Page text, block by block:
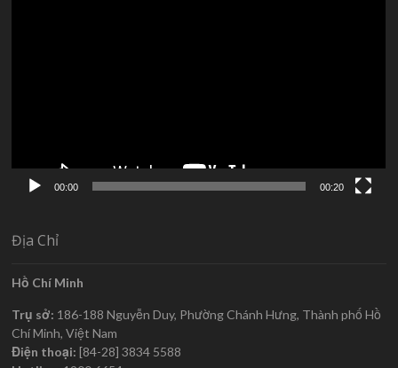
00:00 00:20
Địa Chỉ
Hồ Chí Minh
Trụ sở: 186-188 Nguyễn Duy, Phường Chánh Hưng, Thành phố Hồ
Chí Minh, Việt Nam
Điện thoại: [84-28] 3834 5588